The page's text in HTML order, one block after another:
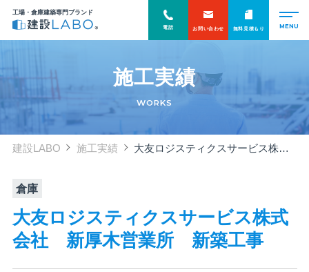
工場・倉庫建築専門ブランド
電話 お問い合わせ 無料見積もり
施工実績
WORKS
建設LABO 施工実績 大友ロジスティクスサービス株式会社 新厚木営業所 新築工事
倉庫
大友ロジスティクスサービス株式
会社 新厚木営業所 新築工事